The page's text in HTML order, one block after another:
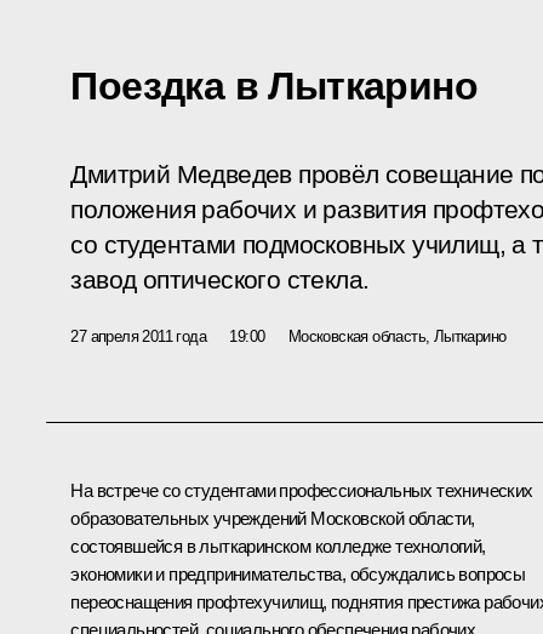
Поездка в Лыткарино
Дмитрий Медведев провёл совещание
положения рабочих и развития
со студентами подмосковных училищ, а
завод оптического стекла.
27 апреля 2011 года 19:00 Московская область, Лыткарино
На встрече со студентами профессиональных технических
образовательных учреждений Московской области,
состоявшейся в лыткаринском колледже технологий,
экономики и предпринимательства, обсуждались вопросы
переоснащения профтехучилищ, поднятия престижа
специальностей, социального обеспечения рабочих.